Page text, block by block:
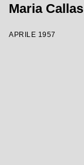
Maria Callas
APRILE 1957